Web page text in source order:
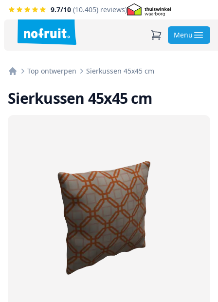
9.7/10 (10.405) reviews)
Menu
Top ontwerpen Sierkussen 45x45 cm
Sierkussen 45x45 cm